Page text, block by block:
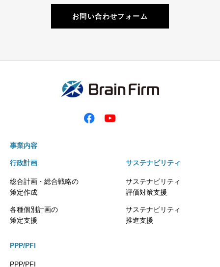
お問い合わせフォーム
事業内容
行政計画
総合計画・総合戦略の
策定作成
各種個別計画の
策定支援
サステナビリティ
サステナビリティ
評価対策支援
サステナビリティ
推進支援
PPP/PFI
PPP/PFI